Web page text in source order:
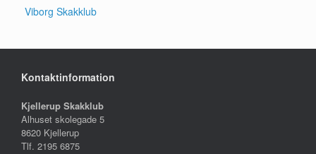
Viborg Skakklub
Kontaktinformation
Kjellerup Skakklub
Alhuset skolegade 5
8620 Kjellerup
Tlf. 2195 6875